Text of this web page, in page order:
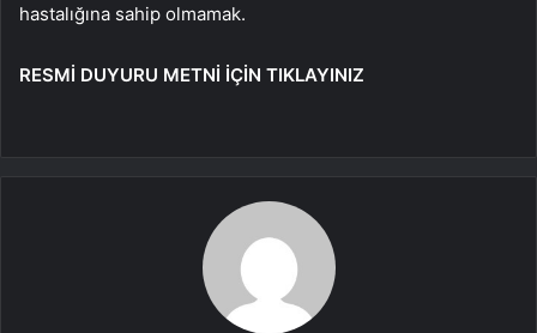
hastalığına sahip olmamak.
RESMİ DUYURU METNİ İÇİN TIKLAYINIZ